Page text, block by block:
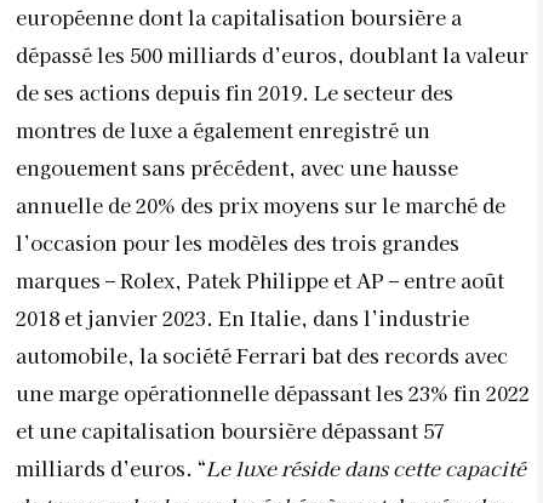
européenne dont la capitalisation boursière a
dépassé les 500 milliards d’euros, doublant la valeur
de ses actions depuis fin 2019. Le secteur des
montres de luxe a également enregistré un
engouement sans précédent, avec une hausse
annuelle de 20% des prix moyens sur le marché de
l’occasion pour les modèles des trois grandes
marques – Rolex, Patek Philippe et AP – entre août
2018 et janvier 2023. En Italie, dans l’industrie
automobile, la société Ferrari bat des records avec
une marge opérationnelle dépassant les 23% fin 2022
et une capitalisation boursière dépassant 57
milliards d’euros. “Le luxe réside dans cette capacité